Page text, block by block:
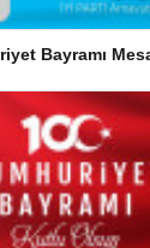
Bayramı